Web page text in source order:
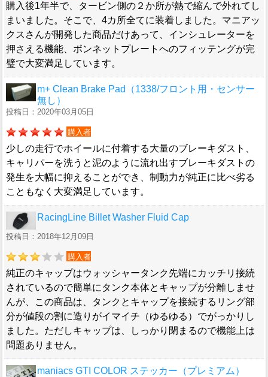
購入後1年半で、タービン側の２か所が熱で縮んで外れてし
まいました。そこで、4カ所全てに装着しました。マニアッ
クスさんが開発した商品だけあって、インシュレーターを
押さえる機能、ボンネットプレートへのフィッテングが完
璧で大変満足しています。
m+ Clean Brake Pad（1338/フロント用・センサー
無し）
投稿日：2020年03月05日
購入者
少しの走行でホイールに付着する大量のブレーキダスト、
キャリパーを洗うと泥のように流れ出すブレーキダストの
発生を大幅に抑えることができ、制動力が純正に比べ劣る
こともなく大変満足しています。
RacingLine Billet Washer Fluid Cap
投稿日：2018年12月09日
購入者
純正のキャップはウォッシャータンク先端にカッチリ接続
されているので簡単にタンク本体とキャップが分離しませ
んが、この商品は、タンクとキャップを接続するリング部
分が値段の割に造りがイマイチ（ゆるゆる）でがっかりし
ました。ただしキャップは、しっかり閉まるので機能上は
問題ありません。
maniacs GTI COLOR ステッカー（プレミアム）